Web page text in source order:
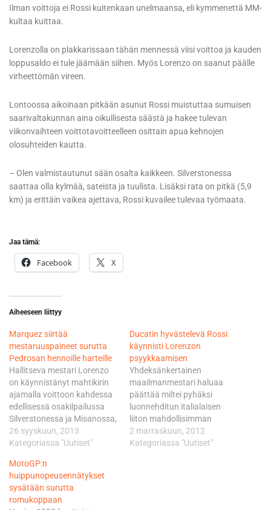
Ilman voittoja ei Rossi kuitenkaan unelmaansa, eli kymmenettä MM-
kultaa kuittaa.
Lorenzolla on plakkarissaan tähän mennessä viisi voittoa ja kauden
loppusaldo ei tule jäämään siihen. Myös Lorenzo on saanut päälle
virheettömän vireen.
Lontoossa aikoinaan pitkään asunut Rossi muistuttaa sumuisen
saarivaltakunnan aina oikullisesta säästä ja hakee tulevan
viikonvaihteen voittotavoitteelleen osittain apua kehnojen
olosuhteiden kautta.
– Olen valmistautunut sään osalta kaikkeen. Silverstonessa
saattaa olla kylmää, sateista ja tuulista. Lisäksi rata on pitkä (5,9
km) ja erittäin vaikea ajettava, Rossi kuvailee tulevaa työmaata.
Jaa tämä:
Facebook X
Aiheeseen liittyy
Marquez siirtää
mestaruuspaineet surutta
Pedrosan hennoille harteille
Hallitseva mestari Lorenzo
on käynnistänyt mahtikirin
ajamalla voittoon kahdessa
edellisessä osakilpailussa
Silverstonessa ja Misanossa,
joissa Marquez leikkasi
maalilinjan kakkosena.
kuninkuusluokassa
kilpaileva ja edelleen ilman
mestaruutta oleva Pedrosa
on pystynyt peittomaan
26 syyskuun, 2013
Kategoriassa "Uutiset"
Ducatin hyvästelevä Rossi
käynnisti Lorenzon
psyykkaamisen
Yhdeksänkertainen
maailmanmestari haluaa
päättää miltei pyhäksi
luonnehditun italialaisen
liiton mahdollisimman
sopuisasti. Kaiken
myllerryksen jälkeiset ja
2 marraskuun, 2012
Kategoriassa "Uutiset"
MotoGP:n
huippunopeusennätykset
sysätään surutta
romukoppaan